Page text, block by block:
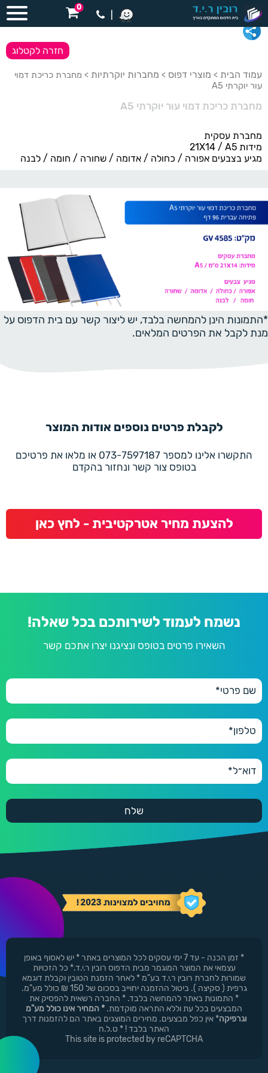
0
עמוד הבית > מוצרי דפוס > מחברות יוקרתיות > מחברת כריכת דמוי
עור יוקרתי A5
מחברת כריכת דמוי עור יוקרתי A5
חזרה לקטלוג
מחברת עסקית
מידות 21X14 / A5
מגיע בצבעים אפורה / כחולה / אדומה / שחורה / חומה / לבנה
*התמונות הינן להמחשה בלבד, יש ליצור קשר עם בית הדפוס על
מנת לקבל את הפרטים המלאים.
לקבלת פרטים נוספים אודות המוצר
התקשרו אלינו למספר 073-7597187 או מלאו את פרטיכם
בטופס צור קשר ונחזור בהקדם
להצעת מחיר אטרקטיבית - לחץ כאן
נשמח לעמוד לשירותכם בכל שאלה!
השאירו פרטים בטופס ונציגנו יצרו אתכם קשר
* זמן הכנה - עד 7 ימי עסקים לכל המוצרים באתר * יש לאסוף באופן
עצמאי את המוצר המוגמר מבית הדפוס רובין ר.י.ד.* כל הזכויות
שמורות לחברת רובין ר.י.ד בע"מ * לאחר הזמנת הטובין וקבלת דוגמא
גרפית ( סקיצה ). ביטול ההזמנה יחוייב בסכום של 150 ₪ כולל מע"מ.
* התמונות באתר להמחשה בלבד. * החברה רשאית להפסיק את
המבצעים בכל עת וללא התראה מוקדמת. * המחיר אינו כולל מע"מ
וגרפיקה* אין כפל מבצעים. מחירים המוצגים באתר הם להזמנות דרך
האתר בלבד ! * ט.ל.ח
This site is protected by reCAPTCHA